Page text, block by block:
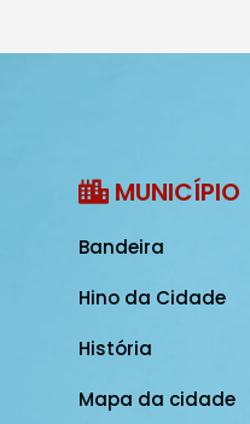
MUNICÍPIO
Bandeira
Hino da Cidade
História
Mapa da cidade